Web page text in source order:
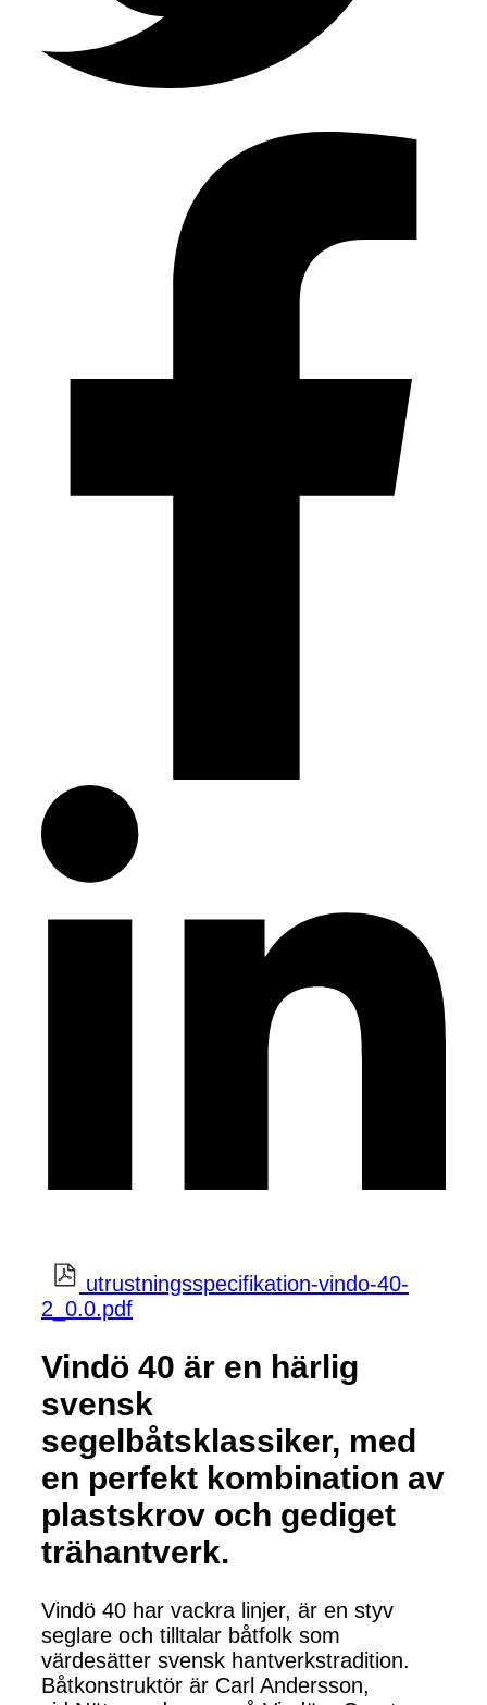
utrustningsspecifikation-vindo-40-
2_0.0.pdf
Vindö 40 är en härlig
svensk
segelbåtsklassiker, med
en perfekt kombination av
plastskrov och gediget
trähantverk.
Vindö 40 har vackra linjer, är en styv
seglare och tilltalar båtfolk som
värdesätter svensk hantverkstradition.
Båtkonstruktör är Carl Andersson,